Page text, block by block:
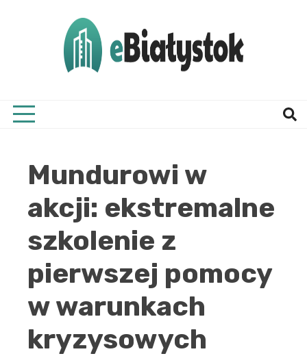
Mundurowi w
akcji: ekstremalne
szkolenie z
pierwszej pomocy
w warunkach
kryzysowych